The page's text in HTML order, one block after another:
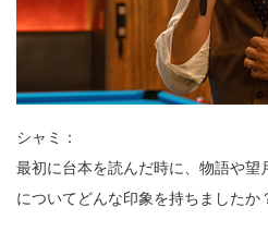
シャミ：
最初に台本を読んだ時に、物語や望
についてどんな印象を持ちましたか